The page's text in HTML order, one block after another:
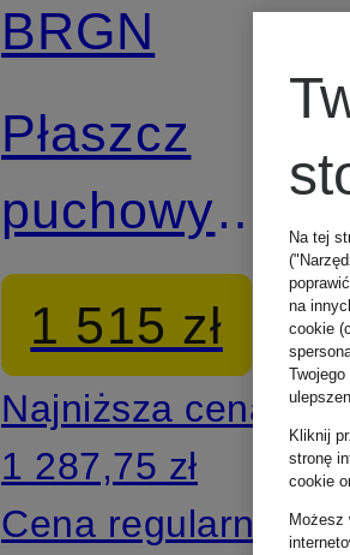
Z certyfikatem
BRGN
Płaszcz
puchowy
NYSNE z
odpinanym
kapturem
1 515 zł
Najniższa cena:
1 287,75 zł
Cena regularna:
Na tej
na
cookie
Kliknij
stronę
cookie
Możesz